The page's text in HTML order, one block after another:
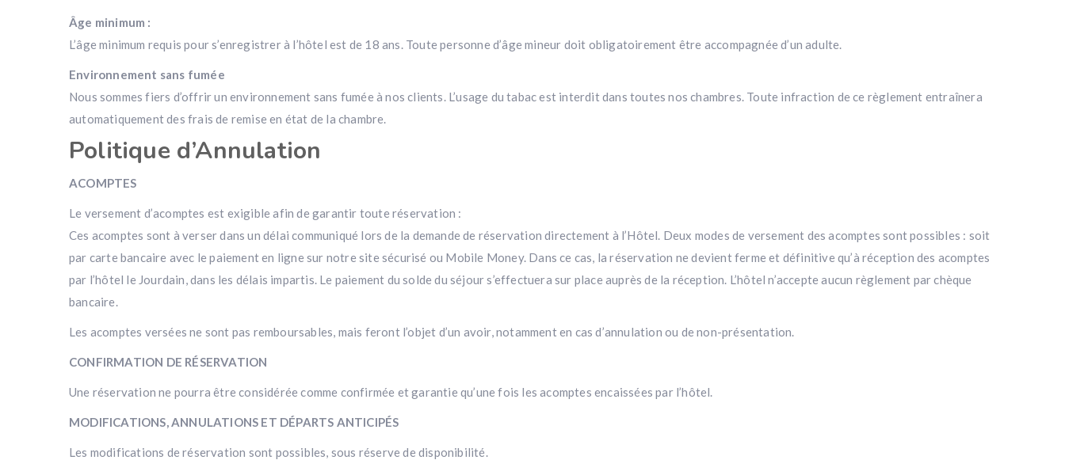
Âge minimum :
L’âge minimum requis pour s’enregistrer à l’hôtel est de 18 ans. Toute personne d’âge mineur doit obligatoirement être accompagnée d’un adulte.
Environnement sans fumée
Nous sommes fiers d’offrir un environnement sans fumée à nos clients. L’usage du tabac est interdit dans toutes nos chambres. Toute infraction de ce règlement entraînera
automatiquement des frais de remise en état de la chambre.
Politique d’Annulation
ACOMPTES
Le versement d’acomptes est exigible afin de garantir toute réservation :
Ces acomptes sont à verser dans un délai communiqué lors de la demande de réservation directement à l’Hôtel. Deux modes de versement des acomptes sont possibles : soit
par carte bancaire avec le paiement en ligne sur notre site sécurisé ou Mobile Money. Dans ce cas, la réservation ne devient ferme et définitive qu’à réception des acomptes
par l’hôtel le Jourdain, dans les délais impartis. Le paiement du solde du séjour s’effectuera sur place auprès de la réception. L’hôtel n’accepte aucun règlement par chèque
bancaire.
Les acomptes versées ne sont pas remboursables, mais feront l’objet d’un avoir, notamment en cas d’annulation ou de non-présentation.
CONFIRMATION DE RÉSERVATION
Une réservation ne pourra être considérée comme confirmée et garantie qu’une fois les acomptes encaissées par l’hôtel.
MODIFICATIONS, ANNULATIONS ET DÉPARTS ANTICIPÉS
Les modifications de réservation sont possibles, sous réserve de disponibilité.